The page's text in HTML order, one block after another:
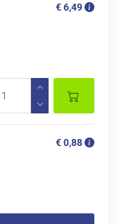
€ 6,49
€ 0,88